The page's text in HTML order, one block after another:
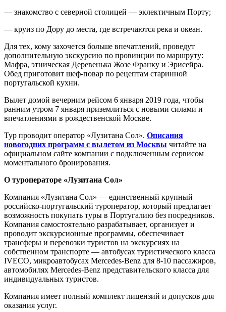
— знакомство с северной столицей — эклектичным Порту;
— круиз по Дору до места, где встречаются река и океан.
Для тех, кому захочется больше впечатлений, проведут
дополнительную экскурсию по провинции по маршруту:
Мафра, этническая Деревенька Жозе Франку и Эрисейра.
Обед приготовит шеф-повар по рецептам старинной
португальской кухни.
Вылет домой вечерним рейсом 6 января 2019 года, чтобы
ранним утром 7 января приземлиться с новыми силами и
впечатлениями в рождественской Москве.
Тур проводит оператор «Лузитана Сол». Описания
новогодних программ с вылетом из Москвы читайте на
официальном сайте компании с подключенным сервисом
моментального бронирования.
О туроператоре «Лузитана Сол»
Компания «Лузитана Сол» — единственный крупный
российско-португальский туроператор, который предлагает
возможность покупать туры в Португалию без посредников.
Компания самостоятельно разрабатывает, организует и
проводит экскурсионные программы, обеспечивает
трансферы и перевозки туристов на экскурсиях на
собственном транспорте — автобусах туристического класса
IVECO, микроавтобусах Mercedes-Benz для 8-10 пассажиров,
автомобилях Mercedes-Benz представительского класса для
индивидуальных туристов.
Компания имеет полный комплект лицензий и допусков для
оказания услуг.